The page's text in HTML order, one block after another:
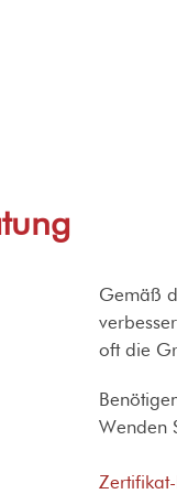
Gemäß
oft die
Wenden